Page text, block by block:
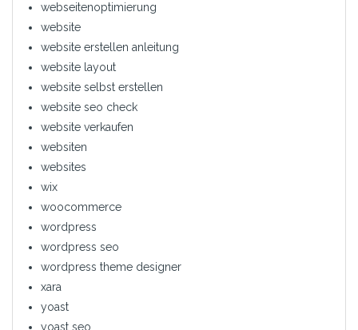
webseitenoptimierung
website
website erstellen anleitung
website layout
website selbst erstellen
website seo check
website verkaufen
websiten
websites
wix
woocommerce
wordpress
wordpress seo
wordpress theme designer
xara
yoast
yoast seo